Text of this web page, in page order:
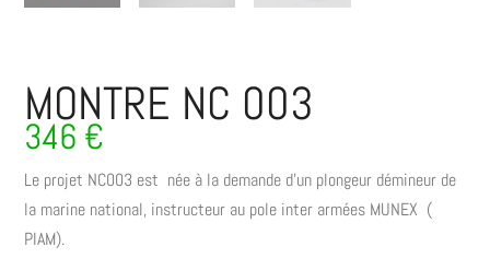
MONTRE NC 003
346 €
Le projet NC003 est née à la demande d’un plongeur démineur de
la marine national, instructeur au pole inter armées MUNEX (
PIAM).